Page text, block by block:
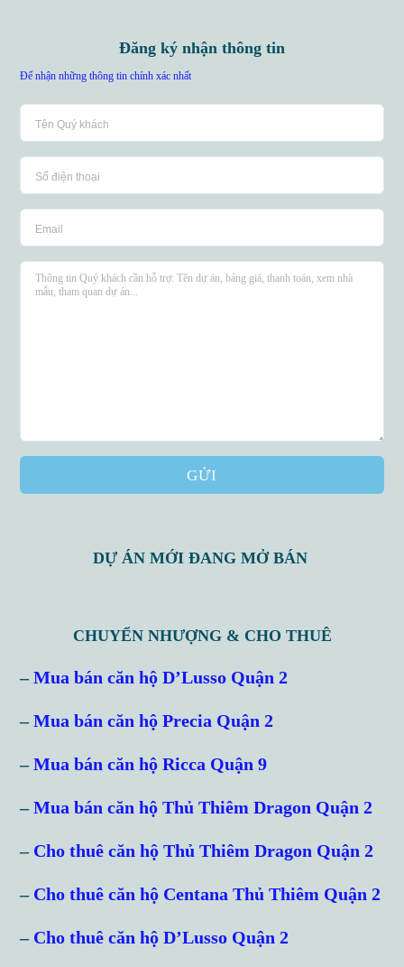
Đăng ký nhận thông tin
Để nhận những thông tin chính xác nhất
GỬI
DỰ ÁN MỚI ĐANG MỞ BÁN
CHUYỂN NHƯỢNG & CHO THUÊ
–Mua bán căn hộ D’Lusso Quận 2
–Mua bán căn hộ Precia Quận 2
–Mua bán căn hộ Ricca Quận 9
–Mua bán căn hộ Thủ Thiêm Dragon Quận 2
– Cho thuê căn hộ Thủ Thiêm Dragon Quận 2
– Cho thuê căn hộ Centana Thủ Thiêm Quận 2
– Cho thuê căn hộ D’Lusso Quận 2